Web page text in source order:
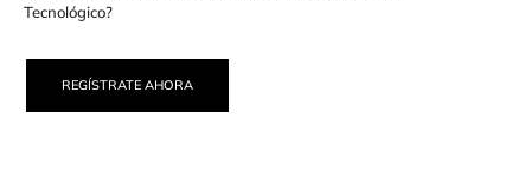
Tecnológico?
REGÍSTRATE AHORA